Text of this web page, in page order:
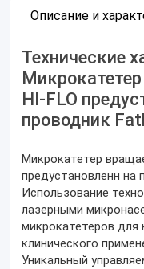
Описание и
Технические
HI-FLO
проводник
Микрокатетер
предустановленн на
Использование
лазерными
микрокатетеров для
клинического
Уникальный